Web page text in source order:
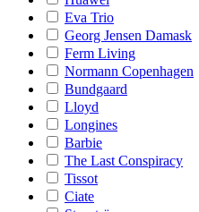
Eva Trio
Georg Jensen Damask
Ferm Living
Normann Copenhagen
Bundgaard
Lloyd
Longines
Barbie
The Last Conspiracy
Tissot
Ciate